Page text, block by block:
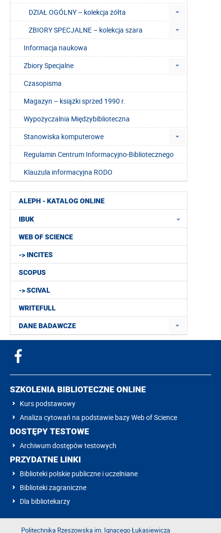
DZIAŁ OGÓLNY – kolekcja żółta
ZBIORY SPECJALNE – kolekcja szara
Informacja naukowa
Zbiory Specjalne
Czasopisma
Magazyn – książki sprzed 1990 r.
Wypożyczalnia Międzybiblioteczna
Stanowiska komputerowe
Regulamin Centrum Informacyjno-Bibliotecznego
Klauzula informacyjna RODO
ALEPH - KATALOG ONLINE
IBUK
WEB OF SCIENCE
-> INCITES
SCOPUS
-> SCIVAL
WRITEFULL
DANE BADAWCZE
SZKOLENIA BIBLIOTECZNE ONLINE
Kurs podstawowy
Analiza cytowań na podstawie bazy Web of Science
DOSTĘPY TESTOWE
Archiwum dostępów testowych
PRZYDATNE LINKI
Biblioteki polskie publiczne i uczelniane
Biblioteki zagraniczne
Dla bibliotekarzy
Politechnika Rzeszowska im. Ignacego Łukasiewicza